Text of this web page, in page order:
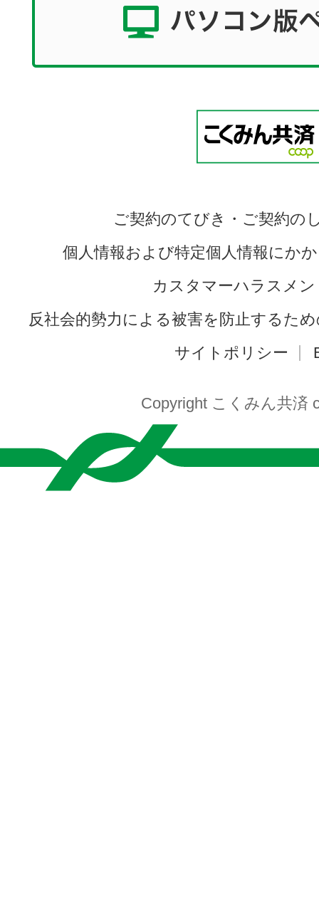
ご契約のてびき・ご契約の
個人情報および特定個人情報にか
カスタマーハラスメ
反社会的勢力による被害を防止するた
サイトポリシー
Copyright こくみん共済